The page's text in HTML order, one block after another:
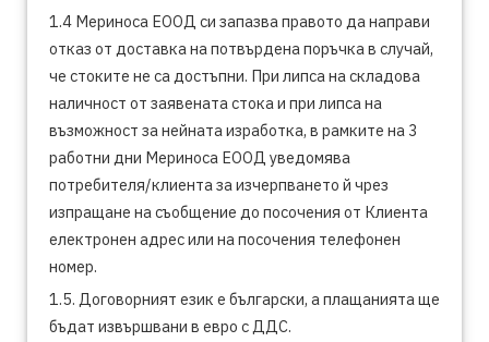
1.4 Мериноса ЕООД си запазва правото да направи
отказ от доставка на потвърдена поръчка в случай,
че стоките не са достъпни. При липса на складова
наличност от заявената стока и при липса на
възможност за нейната изработка, в рамките на 3
работни дни Мериноса ЕООД уведомява
потребителя/клиента за изчерпването й чрез
изпращане на съобщение до посочения от Клиента
електронен адрес или на посочения телефонен
номер.
1.5. Договорният език е български, а плащанията ще
бъдат извършвани в евро с ДДС.